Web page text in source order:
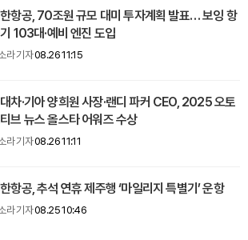
항공, 70조원 규모 대미 투자계획 발표… 보잉 항
103대·예비 엔진 도입
라 기자08.26 11:15
차·기아 양희원 사장·랜디 파커 CEO, 2025 오토
브 뉴스 올스타 어워즈 수상
라 기자08.26 11:11
항공, 추석 연휴 제주행 ‘마일리지 특별기’ 운항
라 기자08.25 10:46